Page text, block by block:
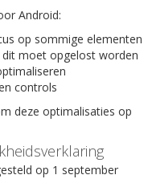
Android:
op sommige elementen
moet opgelost worden
controls
deze optimalisaties op
op 1 september